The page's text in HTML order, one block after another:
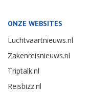
ONZE WEBSITES
Luchtvaartnieuws.nl
Zakenreisnieuws.nl
Triptalk.nl
Reisbizz.nl